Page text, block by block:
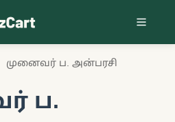
முனைவர் ப. அன்பரசி
ப.